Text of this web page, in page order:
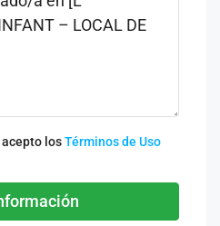
losTérminos de Uso